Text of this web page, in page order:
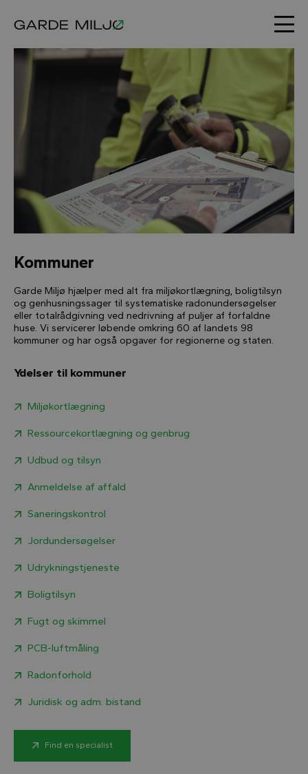
Kommuner
Garde Miljø hjælper med alt fra miljøkortlægning, boligtilsyn
og genhusningssager til systematiske radonundersøgelser
eller totalrådgivning ved nedrivning af puljer af forfaldne
huse. Vi servicerer løbende omkring 60 af landets 98
kommuner og har også opgaver for regionerne og staten.
Ydelser til kommuner
Miljøkortlægning
Ressourcekortlægning og genbrug
Udbud og tilsyn
Anmeldelse af affald
Saneringskontrol
Jordundersøgelser
Udrykningstjeneste
Boligtilsyn
Fugt og skimmel
PCB-luftmåling
Radonforhold
Juridisk og adm. bistand
Find en specialist